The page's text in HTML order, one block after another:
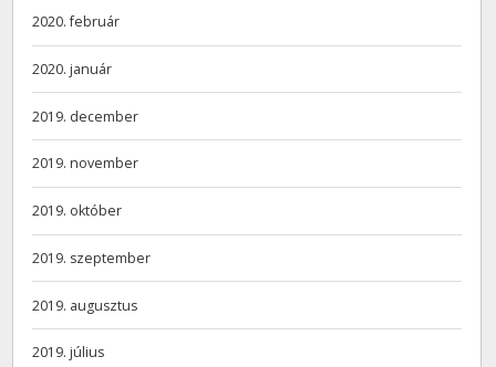
2020. február
2020. január
2019. december
2019. november
2019. október
2019. szeptember
2019. augusztus
2019. július